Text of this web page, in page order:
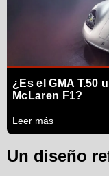
¿Es el GMA T.50
McLaren F1?
Leer más
Un diseño